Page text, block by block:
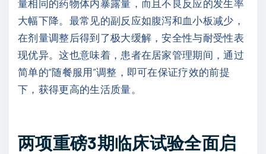
量相同的药物体内暴露量，而且不良反应的发生率
大幅下降。最常见的副反应如腹泻和血小板减少，
在剂量调整后得到了极大缓解，安全性与耐受性表
现优异。这也意味着，患者在居家管理期间，通过
简单的“随餐服用”调整，即可在保证疗效的前提
下，获得更高的生活质量。
两项重磅3期临床试验全面启